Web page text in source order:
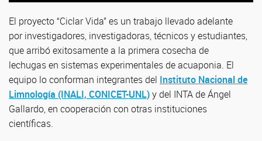
El proyecto “Ciclar Vida” es un trabajo llevado adelante
por investigadores, investigadoras, técnicos y estudiantes,
que arribó exitosamente a la primera cosecha de
lechugas en sistemas experimentales de acuaponia. El
equipo lo conforman integrantes del Instituto Nacional de
Limnología (INALI, CONICET-UNL)y del INTA de Ángel
Gallardo, en cooperación con otras instituciones
científicas.